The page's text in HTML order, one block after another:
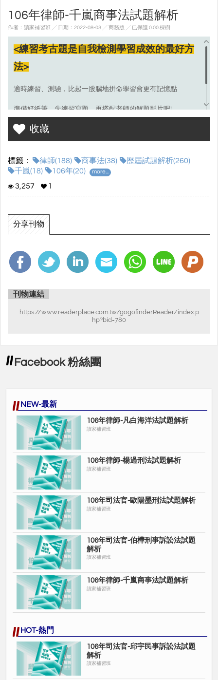
106年律師-千嵐商事法試題解析
作者：讀家補習班 ╱ 日期：2022-08-03 ╱ 商務版 ╱ 已保護 0.00 棵樹
<練習考古題是自我檢測學習成效的最好方
法>
適時練習、測驗，比起一股腦地拼命學習會更有記憶點
準備好紙筆，先練習寫題，再搭配老師的解題影片吧!
考選部試題連結☞
收藏
標籤： 律師(188) 商事法(38)
歷屆試題解析(260)
千嵐(18)
106年(20) more...
3,257 1
分享刊物
刊物連結
https://www.readerplace.com.tw/gogofinderReader/index.p
hp?bid=780
Facebook 粉絲團
NEW-最新
106年律師-凡白海洋法試題解析
讀家補習班
106年律師-楊過刑法試題解析
讀家補習班
106年司法官-歐陽墨刑法試題解析
讀家補習班
106年司法官-伯樺刑事訴訟法試題
解析
讀家補習班
106年律師-千嵐商事法試題解析
讀家補習班
HOT-熱門
106年司法官-邱宇民事訴訟法試題
解析
讀家補習班